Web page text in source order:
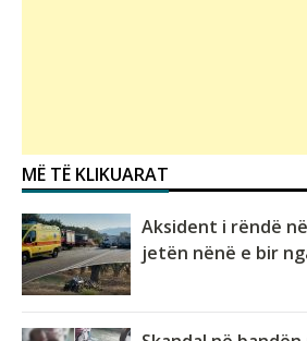
MË TË KLIKUARAT
Aksident i rëndë
jetën nënë e bir